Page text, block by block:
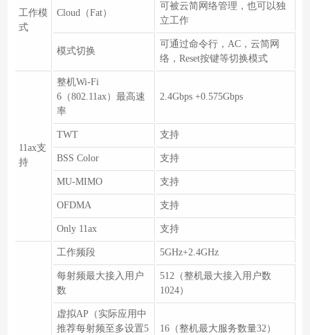
工作模
式
Cloud（Fat）
可被云简网络管理，也可以独
立工作
模式切换
可通过命令行，AC，云简网
络，Reset按键等切换模式
11ax支
持
整机Wi-Fi
6（802.11ax）最高速
率
2.4Gbps +0.575Gbps
TWT 支持
BSS Color 支持
MU-MIMO 支持
OFDMA 支持
Only 11ax 支持
工作频段 5GHz+2.4GHz
每射频最大接入用户
数
512（整机最大接入用户数
1024）
虚拟AP（实际应用中
推荐每射频至多设置5
16（整机最大服务数量32）